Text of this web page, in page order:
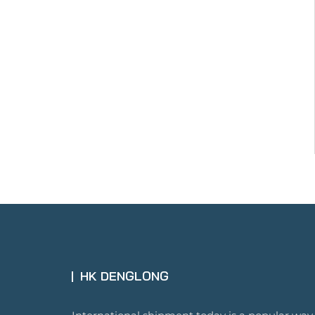
HK DENGLONG